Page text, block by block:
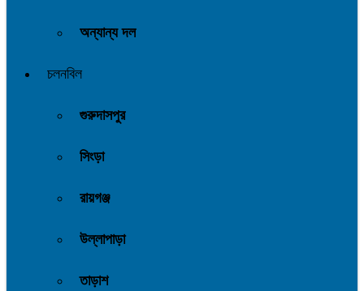
অন্যান্য দল
চলনবিল
গুরুদাসপুর
সিংড়া
রায়গঞ্জ
উল্লাপাড়া
তাড়াশ